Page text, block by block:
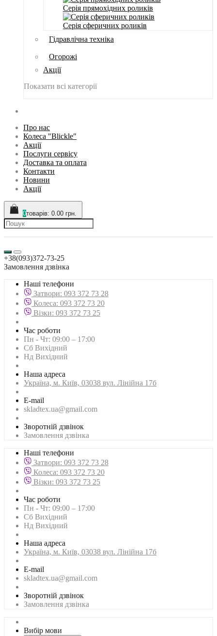
Серія прямохідних роликів
Серія сферичних роликів
Гідравлічна техніка
Огорожі
Акції
Показати всі категорії
Про нас
Колеса "Blickle"
Акції
Послуги сервісу
Доставка та оплата
Контакти
Новини
Акції
0товарів: 0.00 грн.
+38(093)372-73-25
Замовлення дзвінка
Наші телефони
Затвори: 093 372 73 28
Колеса: 093 372 73 20
Візки: 093 372 73 25
Час роботи
Пн - Чт: 09:00 – 17:00
Сб Вихідний
Нд Вихідний
Наша адреса
Українa, м. Київ, 03038 вул. Лінійна 17б
E-mail
skladtex.ua@gmail.com
Зворотній дзвінок
Замовлення дзвінка
Наші телефони
Затвори: 093 372 73 28
Колеса: 093 372 73 20
Візки: 093 372 73 25
Час роботи
Пн - Чт: 09:00 – 17:00
Сб Вихідний
Нд Вихідний
Наша адреса
Українa, м. Київ, 03038 вул. Лінійна 17б
E-mail
skladtex.ua@gmail.com
Зворотній дзвінок
Замовлення дзвінка
Вибір мови